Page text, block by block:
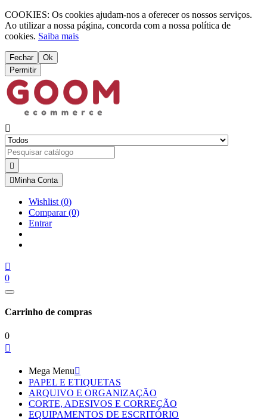
COOKIES: Os cookies ajudam-nos a oferecer os nossos serviços.
Ao utilizar a nossa página, concorda com a nossa política de
cookies. Saiba mais
Fechar
Ok
Permitir


 Minha Conta
Wishlist (0)
Comparar(0)
Entrar

0
Carrinho de compras
0

Mega Menu
PAPEL E ETIQUETAS
ARQUIVO E ORGANIZAÇÃO
CORTE, ADESIVOS E CORREÇÃO
EQUIPAMENTOS DE ESCRITÓRIO